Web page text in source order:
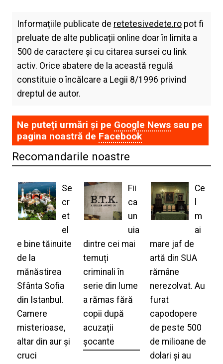
Informațiile publicate de retetesivedete.ropot fi
preluate de alte publicații online doar în limita a
500 de caractere și cu citarea sursei cu link
activ. Orice abatere de la această regulă
constituie o încălcare a Legii 8/1996 privind
dreptul de autor.
Ne puteți urmări și pe Google Newssau pe
pagina noastră de Facebook
Recomandarile noastre
Se
cr
et
el
e bine tăinuite
de la
mănăstirea
Sfânta Sofia
din Istanbul.
Camere
misterioase,
altar din aur și
cruci
Fii
ca
un
uia
dintre cei mai
temuți
criminali în
serie din lume
a rămas fără
copii după
acuzații
șocante
Ce
m
ai
mare jaf de
artă din SUA
rămâne
nerezolvat. Au
furat
capodopere
de peste 500
de milioane de
dolari și au